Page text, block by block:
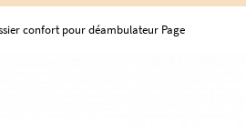
confort pour déambulateur Page